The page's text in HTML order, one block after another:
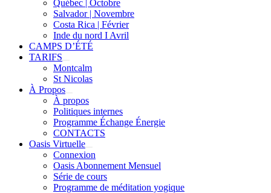
Québec | Octobre
Salvador | Novembre
Costa Rica | Février
Inde du nord I Avril
CAMPS D’ÉTÉ
TARIFS
Montcalm
St Nicolas
À Propos
À propos
Politiques internes
Programme Échange Énergie
CONTACTS
Oasis Virtuelle
Connexion
Oasis Abonnement Mensuel
Série de cours
Programme de méditation yogique